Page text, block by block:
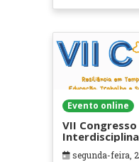
Evento online
VII
Tecnologia
segunda-feira,